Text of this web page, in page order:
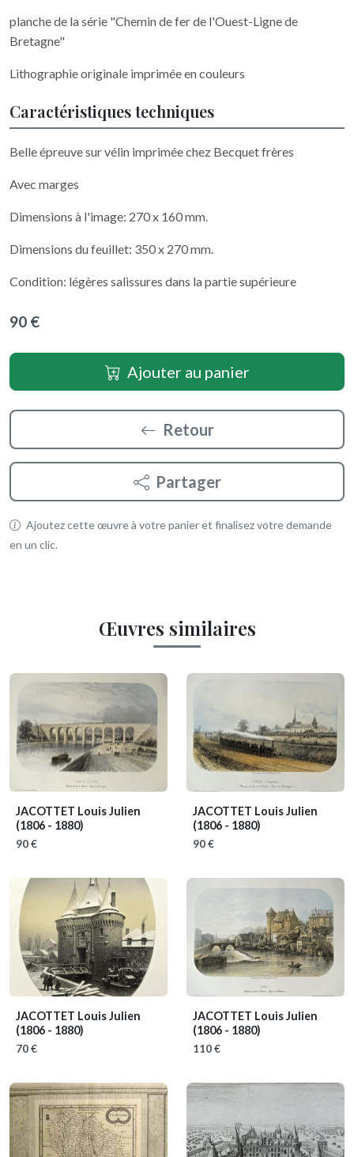
planche de la série "Chemin de fer de l'Ouest-Ligne de
Bretagne"
Lithographie originale imprimée en couleurs
Caractéristiques techniques
Belle épreuve sur vélin imprimée chez Becquet frères
Avec marges
Dimensions à l'image: 270 x 160 mm.
Dimensions du feuillet: 350 x 270 mm.
Condition: légères salissures dans la partie supérieure
90 €
Ajouter au panier
Retour
Partager
Ajoutez cette œuvre à votre panier et finalisez votre demande
en un clic.
Œuvres similaires
JACOTTET Louis Julien
(1806 - 1880)
90 €
JACOTTET Louis Julien
(1806 - 1880)
90 €
JACOTTET Louis Julien
(1806 - 1880)
70 €
JACOTTET Louis Julien
(1806 - 1880)
110 €